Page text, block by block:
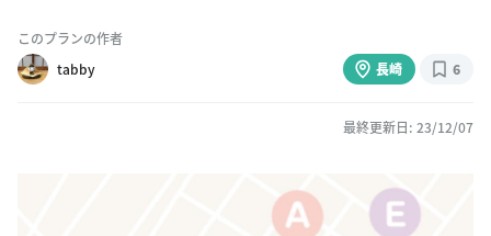
このプランの作者
tabby
長崎 6
最終更新日: 23/12/07